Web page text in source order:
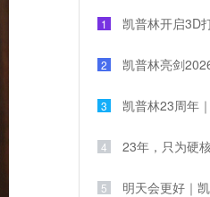
1 凯普林开启3D
2
3 凯普林23周年
4
5